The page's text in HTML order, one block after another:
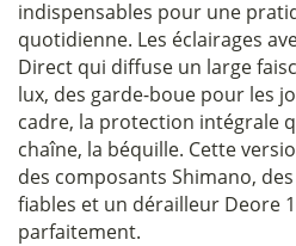
indispensables pour une
quotidienne. Les éclairages
Direct qui diffuse un large
lux, des garde-boue pour les
cadre, la protection intégrale
chaîne, la béquille. Cette
des composants Shimano,
fiables et un dérailleur Deore
parfaitement.